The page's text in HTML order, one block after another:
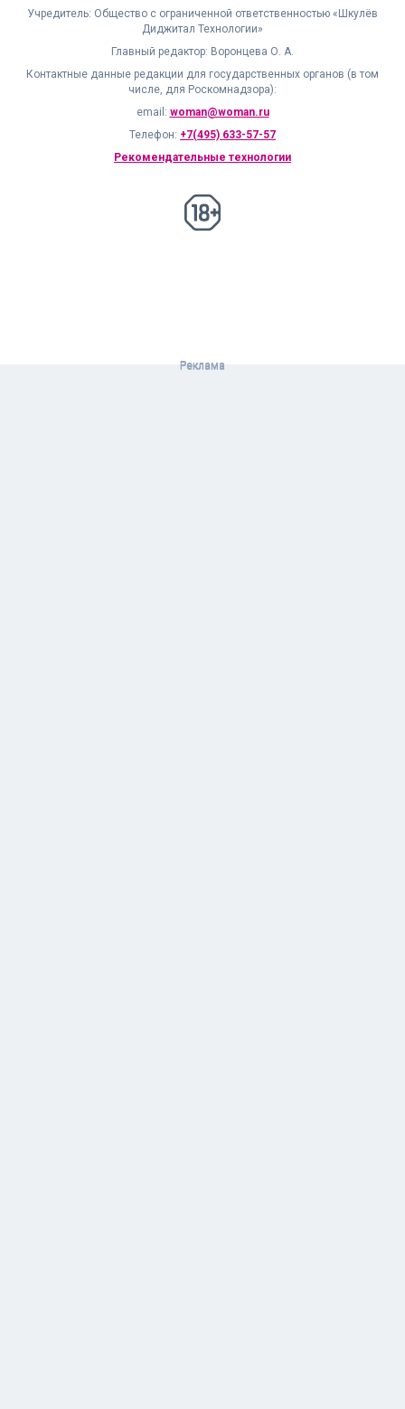
Учредитель: Общество с ограниченной ответственностью «Шкулёв
Диджитал Технологии»
Главный редактор: Воронцева О. А.
Контактные данные редакции для государственных органов (в том
числе, для Роскомнадзора):
email: woman@woman.ru
Телефон: +7(495) 633-57-57
Рекомендательные технологии
18+